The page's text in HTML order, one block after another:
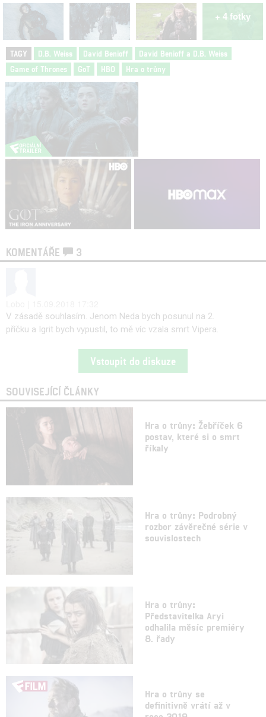
+ 4 fotky
TAGY D.B. Weiss David Benioff
David Benioff a D.B. Weiss
Game of Thrones
GoT HBO Hra o trůny
KOMENTÁŘE 3
V zásadě souhlasím. Jenom Neda bych posunul na 2.
příčku a Igrit bych vypustil, to mě víc vzala smrt Vipera.
Vstoupit do diskuze
SOUVISEJÍCÍ ČLÁNKY
Hra o trůny: Žebříček 6
postav, které si o smrt
říkaly
Hra o trůny: Podrobný
rozbor závěrečné série v
souvislostech
Hra o trůny:
Představitelka Aryi
odhalila měsíc premiéry
8. řady
Hra o trůny se
definitivně vrátí až v